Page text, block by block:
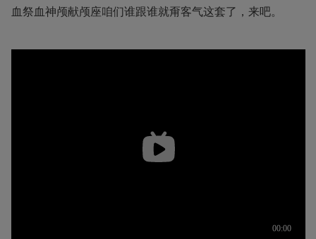
血祭血神颅献颅座咱们谁跟谁就甭客气这套了，来吧。